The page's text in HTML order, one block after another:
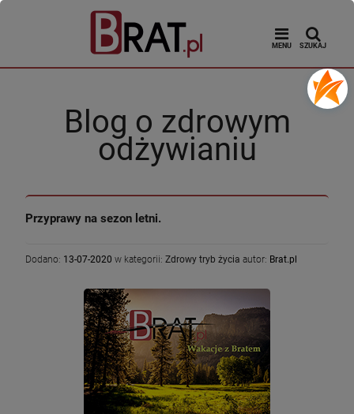
MENU SZUKAJ
Blog o zdrowym
odżywianiu
Przyprawy na sezon letni.
Dodano: 13-07-2020 w kategorii: Zdrowy tryb życia autor: Brat.pl